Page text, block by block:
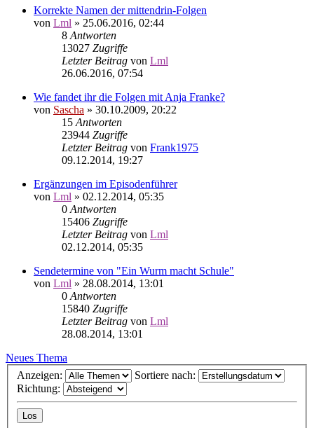
Korrekte Namen der mittendrin-Folgen
von Lml » 25.06.2016, 02:44
8 Antworten
13027 Zugriffe
Letzter Beitrag von Lml
26.06.2016, 07:54
Wie fandet ihr die Folgen mit Anja Franke?
von Sascha » 30.10.2009, 20:22
15 Antworten
23944 Zugriffe
Letzter Beitrag von Frank1975
09.12.2014, 19:27
Ergänzungen im Episodenführer
von Lml » 02.12.2014, 05:35
0 Antworten
15406 Zugriffe
Letzter Beitrag von Lml
02.12.2014, 05:35
Sendetermine von "Ein Wurm macht Schule"
von Lml » 28.08.2014, 13:01
0 Antworten
15840 Zugriffe
Letzter Beitrag von Lml
28.08.2014, 13:01
Neues Thema
Anzeigen:
Sortiere nach:
Richtung: